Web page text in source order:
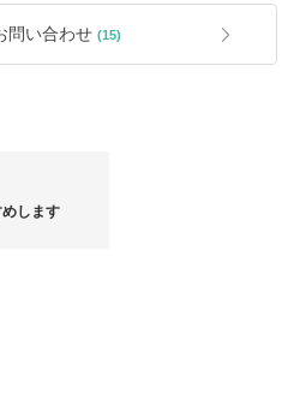
は承っておりません。
なりました際には、通常より、お時間
曜日以降となります。
問い合わせ (15)
します